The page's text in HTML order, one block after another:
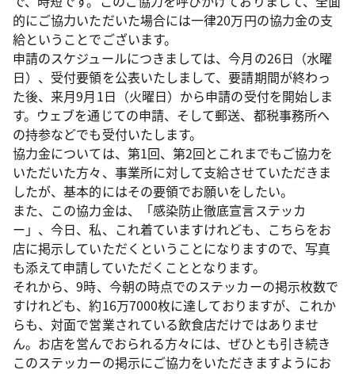
的にご協力いただいた場合には一律20万円の協力金の支
給ということでございます。
申請のスケジュールにつきましては、今月の26日（水曜
日）、受付要領を公表いたしまして、要請期間が終わっ
た後、来月9月1日（火曜日）から申請の受付を開始しま
す。ウェブを通じての申請、そして郵送、都税事務所へ
の持参などでも受付いたします。
協力金については、第1回、第2回とこれまでもご協力を
いただいた方々、事業所に対して支給させていただきま
したが、基本的にはその要領でお願いをしたい。
また、この協力金は、「感染防止徹底宣言ステッカ
ー」、今日、私、これ着ていますけれども、こちらをお
店に掲示していただくということになりますので、写真
も添えて申請していただくこととなります。
それから、9時、今朝の時点でのステッカーの掲示枚数で
すけれども、約16万7000枚に達しておりますが、これか
らも、対面で営業されている飲食店だけではありませ
ん。お店を営んでおられる方々には、ぜひとも引き続き
このステッカーの掲示にご協力をいただきますようにお